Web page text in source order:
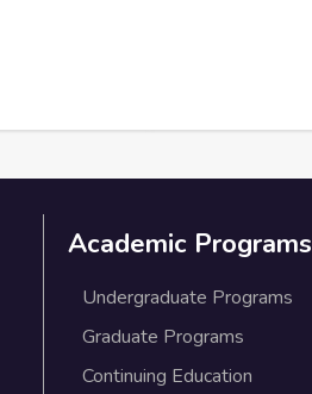
Academic Programs
Undergraduate Programs
Graduate Programs
Continuing Education